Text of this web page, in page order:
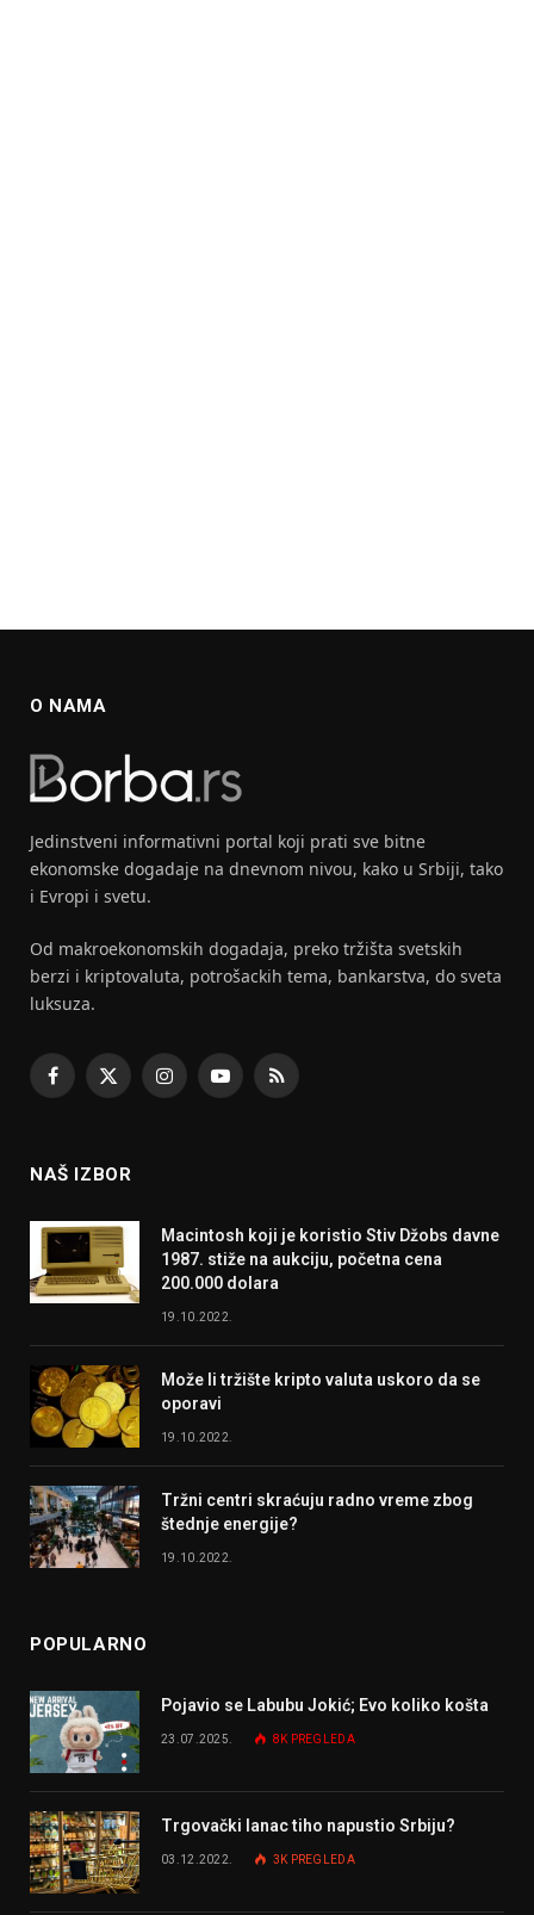
O NAMA
Jedinstveni informativni portal koji prati sve bitne
ekonomske dogadaje na dnevnom nivou, kako u Srbiji, tako
i Evropi i svetu.
Od makroekonomskih dogadaja, preko tržišta svetskih
berzi i kriptovaluta, potrošackih tema, bankarstva, do sveta
luksuza.
Facebook
X
InstagramYouTubeRSS
NAŠ IZBOR
Macintosh koji je koristio Stiv Džobs davne
1987. stiže na aukciju, početna cena
200.000 dolara
19.10.2022.
Može li tržište kripto valuta uskoro da se
oporavi
19.10.2022.
Tržni centri skraćuju radno vreme zbog
štednje energije?
19.10.2022.
POPULARNO
Pojavio se Labubu Jokić; Evo koliko košta
23.07.2025. 8K PREGLEDA
Trgovački lanac tiho napustio Srbiju?
03.12.2022. 3K PREGLEDA